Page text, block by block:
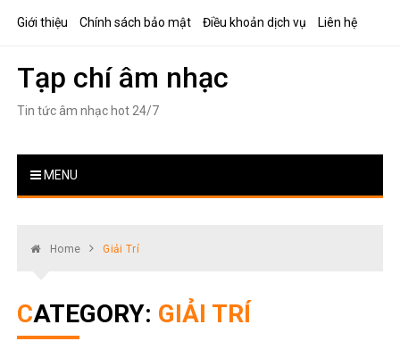
Giới thiệu Chính sách bảo mật Điều khoản dịch vụ Liên hệ
Tạp chí âm nhạc
Tin tức âm nhạc hot 24/7
MENU
Home Giải Trí
CATEGORY: GIẢI TRÍ